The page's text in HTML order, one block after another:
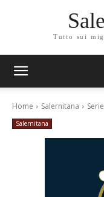
Tutto sui
Home Salernitana
Salernitana